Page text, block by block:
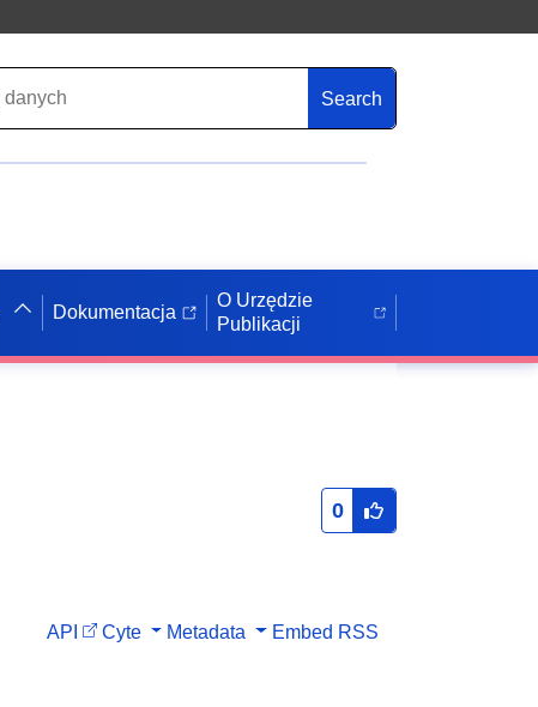
Search
Dokumentacja
O Urzędzie
Publikacji
0
API Cyte Metadata Embed RSS